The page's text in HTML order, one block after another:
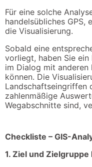
Für eine solche
handelsübliches GPS,
die Visualisierung.
Sobald eine
vorliegt, haben Sie ein
im Dialog mit
können. Die
Landschaftseingriffen
zahlenmäßige
Wegabschnitte sind,
Checkliste – GIS-
1. Ziel und Zielgruppe